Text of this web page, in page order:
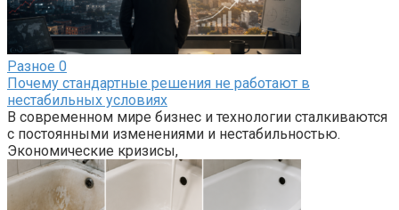
Разное 0
Почему стандартные решения не работают в
нестабильных условиях
В современном мире бизнес и технологии сталкиваются
с постоянными изменениями и нестабильностью.
Экономические кризисы,